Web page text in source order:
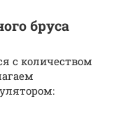
бруса
с количеством